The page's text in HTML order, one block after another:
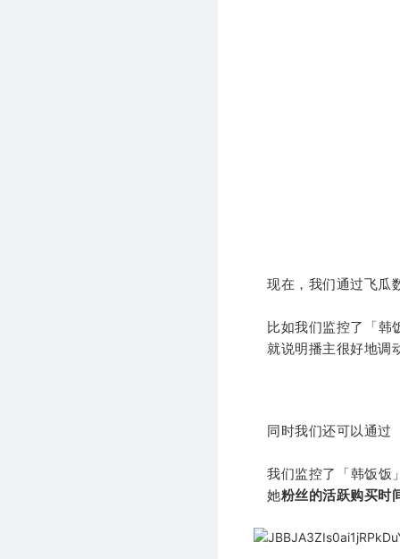
现在，我们通过飞瓜
比如我们监控了「韩
就说明播主很好地调
同时我们还可以通过
我们监控了「韩饭饭
她粉丝的活跃购买时